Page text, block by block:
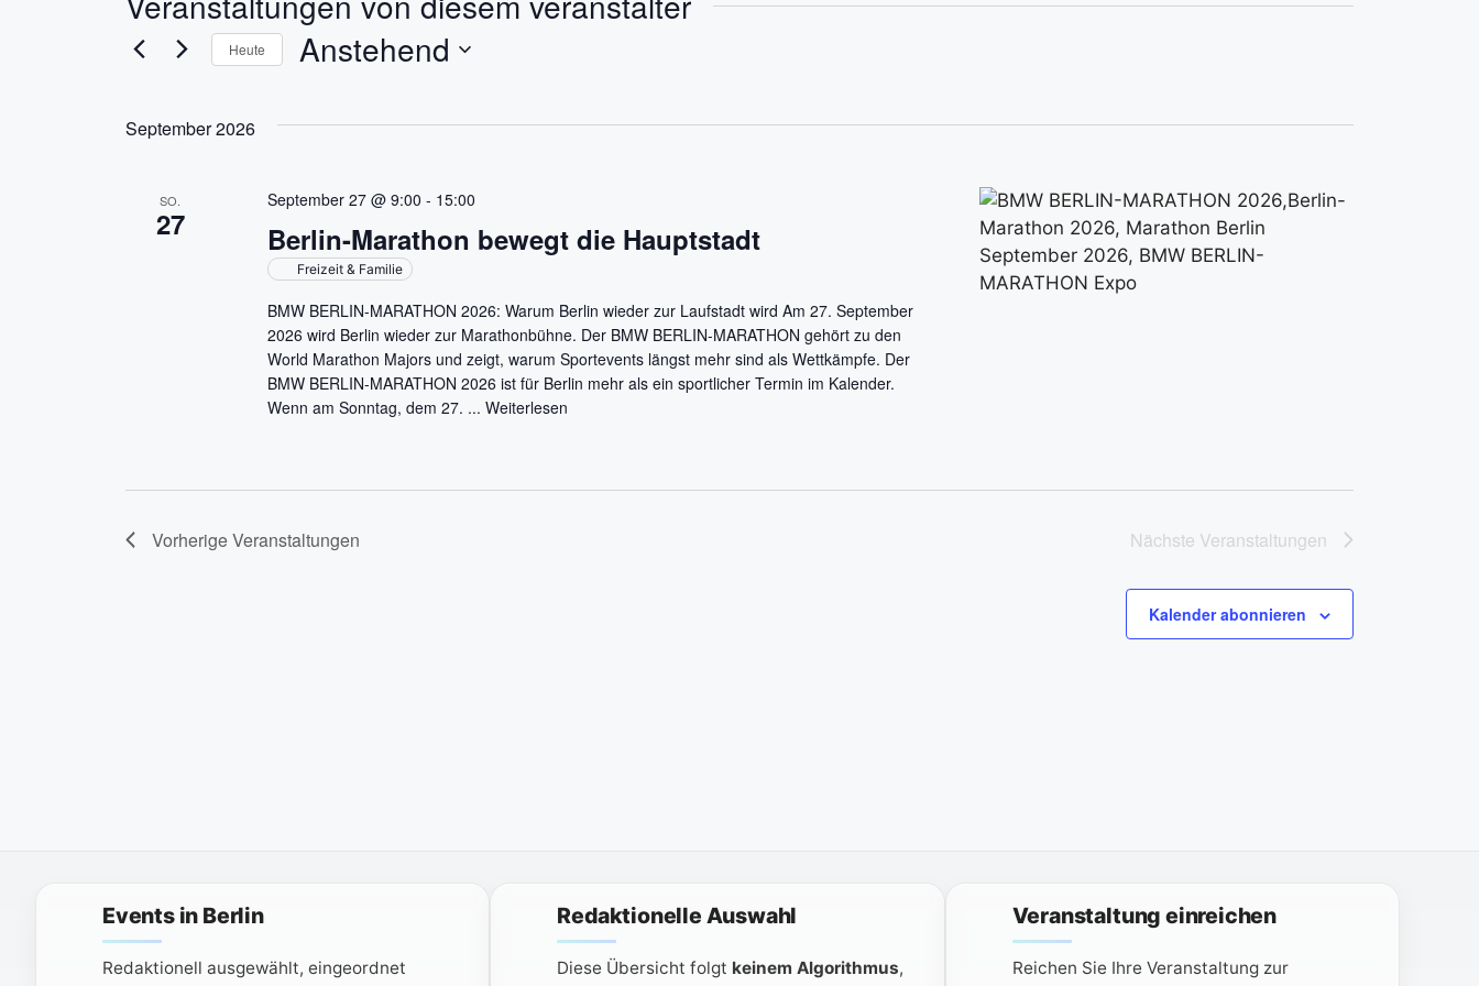
Heute Anstehend
m
ä
h
l
e
n
.
September 2026
SO.
27 Berlin-Marathon bewegt die Hauptstadt
September 27 @ 9:00 - 15:00
Freizeit & Familie
BMW BERLIN-MARATHON 2026: Warum Berlin wieder zur Laufstadt wird Am 27. September
2026 wird Berlin wieder zur Marathonbühne. Der BMW BERLIN-MARATHON gehört zu den
World Marathon Majors und zeigt, warum Sportevents längst mehr sind als Wettkämpfe. Der
BMW BERLIN-MARATHON 2026 ist für Berlin mehr als ein sportlicher Termin im Kalender.
Wenn am Sonntag, dem 27. ...Weiterlesen
VorherigeVeranstaltungen Nächste Veranstaltungen
Kalender abonnieren
Events in Berlin
Redaktionell ausgewählt, eingeordnet
Redaktionelle Auswahl
Diese Übersicht folgt keinem Algorithmus,
Veranstaltung einreichen
Reichen Sie Ihre Veranstaltung zur